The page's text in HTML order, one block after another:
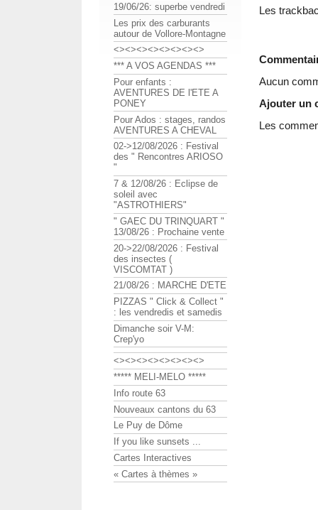
Les
Aucun
Ajouter un
Les
19/06/26: superbe vendredi
Les prix des carburants
autour de Vollore-Montagne
<><><><><><><><>
*** A VOS AGENDAS ***
Pour enfants :
AVENTURES DE l'ETE A
PONEY
Pour Ados : stages, randos
AVENTURES A CHEVAL
02->12/08/2026 : Festival
des " Rencontres ARIOSO
"
7 & 12/08/26 : Eclipse de
soleil avec
"ASTROTHIERS"
" GAEC DU TRINQUART "
13/08/26 : Prochaine vente
20->22/08/2026 : Festival
des insectes (
VISCOMTAT )
21/08/26 : MARCHE D'ETE
PIZZAS " Click & Collect "
: les vendredis et samedis
Dimanche soir V-M:
Crep'yo
<><><><><><><><>
***** MELI-MELO *****
Info route 63
Nouveaux cantons du 63
Le Puy de Dôme
If you like sunsets ...
Cartes Interactives
« Cartes à thèmes »